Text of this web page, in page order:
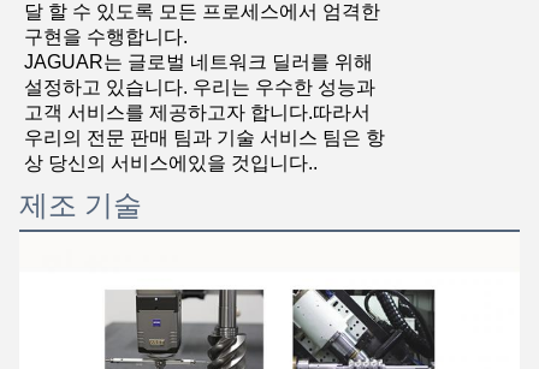
달 할 수 있도록 모든 프로세스에서 엄격한
구현을 수행합니다.
JAGUAR는 글로벌 네트워크 딜러를 위해
설정하고 있습니다. 우리는 우수한 성능과
고객 서비스를 제공하고자 합니다.따라서
우리의 전문 판매 팀과 기술 서비스 팀은 항
상 당신의 서비스에있을 것입니다..
제조 기술